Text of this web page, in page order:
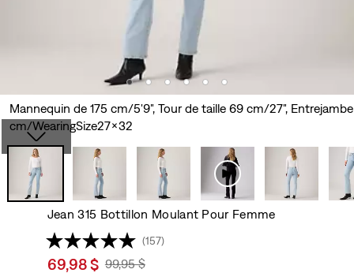
Mannequin de 175 cm/5'9", Tour de taille 69 cm/27", Entrejambe
cm/WearingSize27x32
Jean 315 Bottillon Moulant Pour Femme
(157)
Sale
69,98 $ Original
99,95 $